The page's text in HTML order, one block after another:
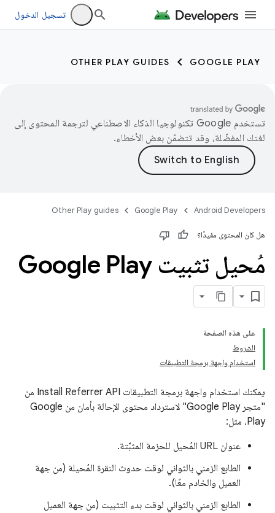
تسجيل الدخول
GOOGLE PLAY
OTHER PLAY GUIDES
تستخدم Google تكنولوجيا الذكاء الاصطناعي لترجمة المحتوى إلى
لغتك المفضّلة، وقد تتضمّن بعض الأخطاء.
Android Developers
Google Play
Other Play guides
هل كان المحتوى مفيدًا؟
مُحيل تثبيت Google Play
على هذه الصفحة
الشروط
استخدام واجهة برمجة التطبيقات
يمكنك استخدام واجهة برمجة التطبيقات Install Referrer API من
"متجر Google Play" لاسترداد محتوى الإحالة بأمان من Google
Play، مثل:
عنوان URL المُحيل للحزمة المثبَّتة.
الطابع الزمني بالثواني لوقت حدوث النقرة المُحيلة (من جهة
العميل والخادم معًا).
الطابع الزمني بالثواني لوقت بدء التثبيت (من جهة العميل